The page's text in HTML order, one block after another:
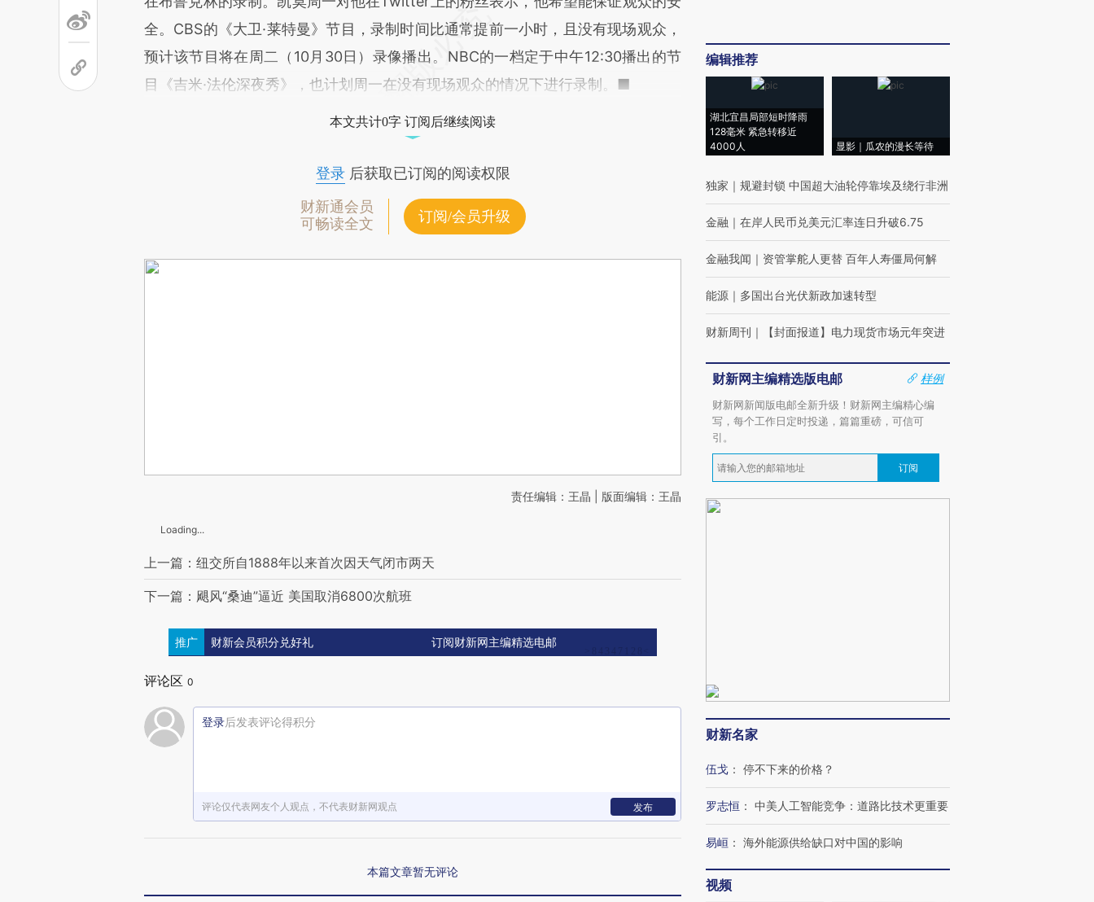
全。CBS的《大卫·莱特曼》节目，录制时间比通常提前一小时，且没有现场观众，
预计该节目将在周二（10月30日）录像播出。NBC的一档定于中午12:30播出的节
目《吉米·法伦深夜秀》，也计划周一在没有现场观众的情况下进行录制。■
本文共计0字 订阅后继续阅读
登录后获取已订阅的阅读权限
财新通会员
可畅读全文
订阅/会员升级
责任编辑：王晶 | 版面编辑：王晶
Loading...
上一篇：纽交所自1888年以来首次因天气闭市两天
下一篇：飓风“桑迪”逼近 美国取消6800次航班
推广 财新会员积分兑好礼 订阅财新网主编精选电邮
评论区 0
登录后发表评论得积分
评论仅代表网友个人观点，不代表财新网观点 发布
本篇文章暂无评论
编辑推荐
湖北宜昌局部短时降雨
128毫米 紧急转移近
4000人
显影｜瓜农的漫长等待
独家 ｜ 规避封锁 中国超大油轮停靠埃及绕行非洲
金融 ｜ 在岸人民币兑美元汇率连日升破6.75
金融我闻 ｜ 资管掌舵人更替 百年人寿僵局何解
能源 ｜ 多国出台光伏新政加速转型
财新周刊 ｜ 【封面报道】电力现货市场元年突进
财新网主编精选版电邮
样例
财新网新闻版电邮全新升级！财新网主编精心编
写，每个工作日定时投递，篇篇重磅，可信可
引。
订阅
财新名家
伍戈 ： 停不下来的价格？
罗志恒 ： 中美人工智能竞争：道路比技术更重要
易峘 ： 海外能源供给缺口对中国的影响
视频